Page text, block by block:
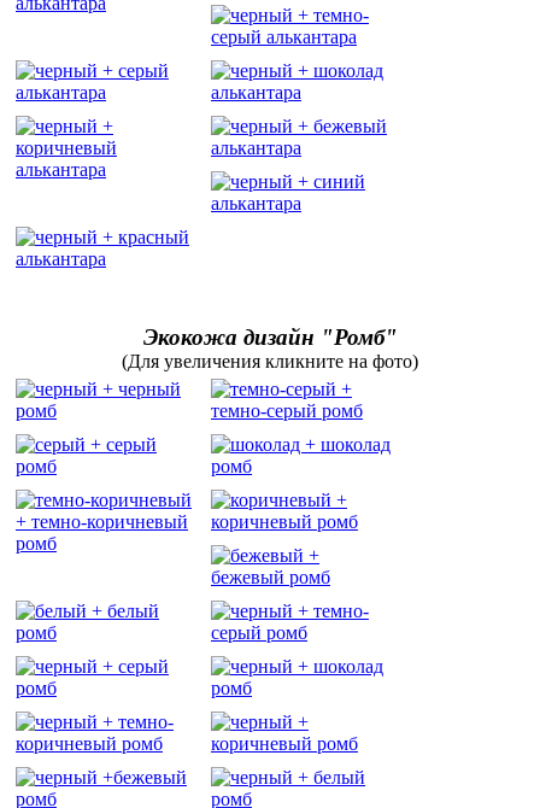
Экокожа дизайн "Ромб"
(Для увеличения кликните на фото)